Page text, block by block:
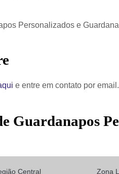
Personalizados e
e entre em contato por email.
Guardanapos
Central Zona